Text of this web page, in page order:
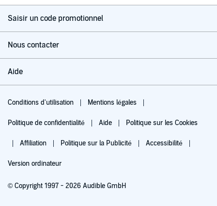
Saisir un code promotionnel
Nous contacter
Aide
Conditions d'utilisation Mentions légales
Politique de confidentialité Aide Politique sur les Cookies
Affiliation Politique sur la Publicité Accessibilité
Version ordinateur
© Copyright 1997 - 2026 Audible GmbH